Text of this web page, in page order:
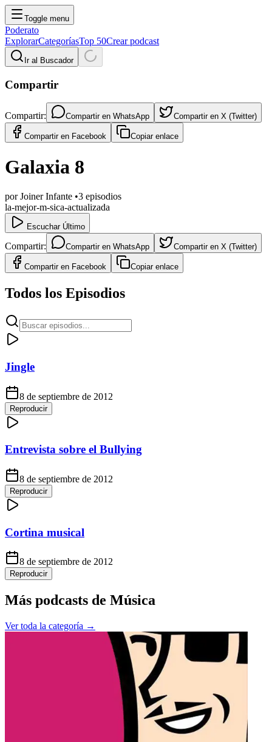
Toggle menu
Poderato
ExplorarCategoríasTop 50Crear podcast
Ir al Buscador
Compartir
Compartir: Compartir en WhatsApp Compartir en X (Twitter)
Compartir en Facebook Copiar enlace
Galaxia 8
porJoiner Infante •3 episodios
la-mejor-m-sica-actualizada
Escuchar Último
Compartir: Compartir en WhatsApp Compartir en X (Twitter)
Compartir en Facebook Copiar enlace
Todos los Episodios
Jingle
8 de septiembre de 2012
Reproducir
Entrevista sobre el Bullying
8 de septiembre de 2012
Reproducir
Cortina musical
8 de septiembre de 2012
Reproducir
Más podcasts de Música
Ver toda la categoría →